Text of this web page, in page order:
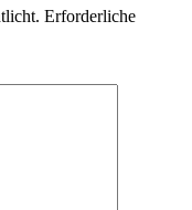
Erforderliche